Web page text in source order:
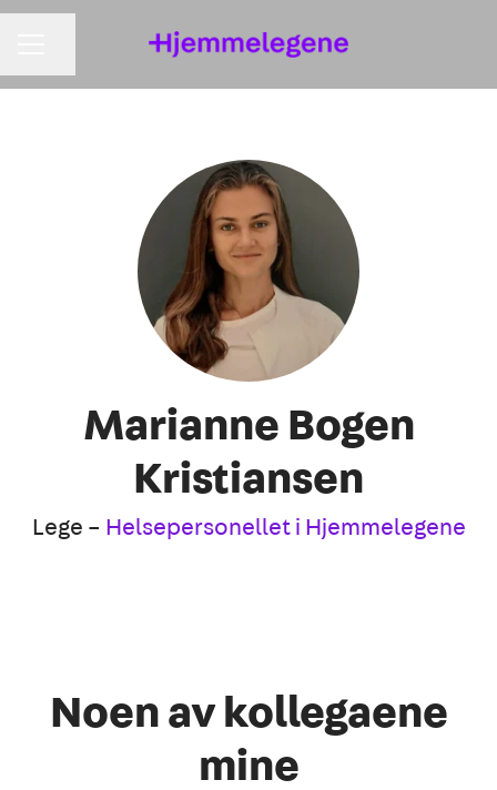
Marianne Bogen
Kristiansen
Lege – Helsepersonellet i Hjemmelegene
Noen av kollegaene
mine